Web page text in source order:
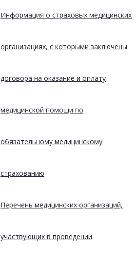
Информация о страховых медицинских
организациях, с которыми заключены
договора на оказание и оплату
медицинской помощи по
обязательному медицинскому
страхованию
Перечень медицинских организаций,
участвующих в проведении